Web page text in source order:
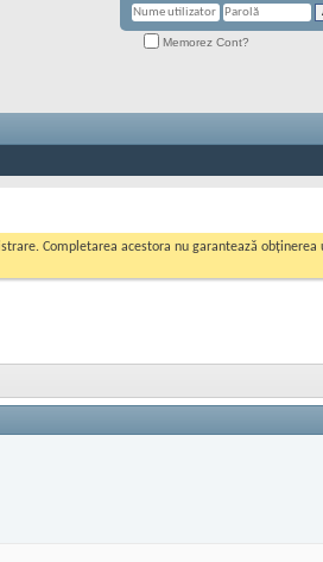
Memorez Cont?
Completarea acestora nu garantează